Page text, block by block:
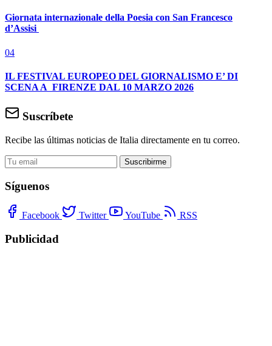
Giornata internazionale della Poesia con San Francesco
d’Assisi
04
IL FESTIVAL EUROPEO DEL GIORNALISMO E’ DI
SCENA A FIRENZE DAL 10 MARZO 2026
Suscríbete
Recibe las últimas noticias de Italia directamente en tu correo.
Suscribirme
Síguenos
Facebook Twitter YouTube RSS
Publicidad